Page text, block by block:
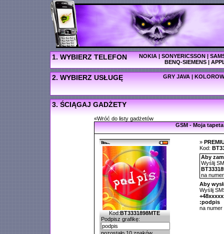
1. WYBIERZ TELEFON NOKIA|SONYERICSSON|
BENQ-SIEMENS|
2. WYBIERZ USŁUGĘ GRY JAVA |
3. ŚCIĄGAJ GADŻETY
«Wróć do listy gadżetów
GSM - Moja tapeta
Kod:BT3331898MTE
Podpisz grafikę:
»
Kod:
Aby
Wyślij
na
Aby
Wyślij
:podpis
na numer